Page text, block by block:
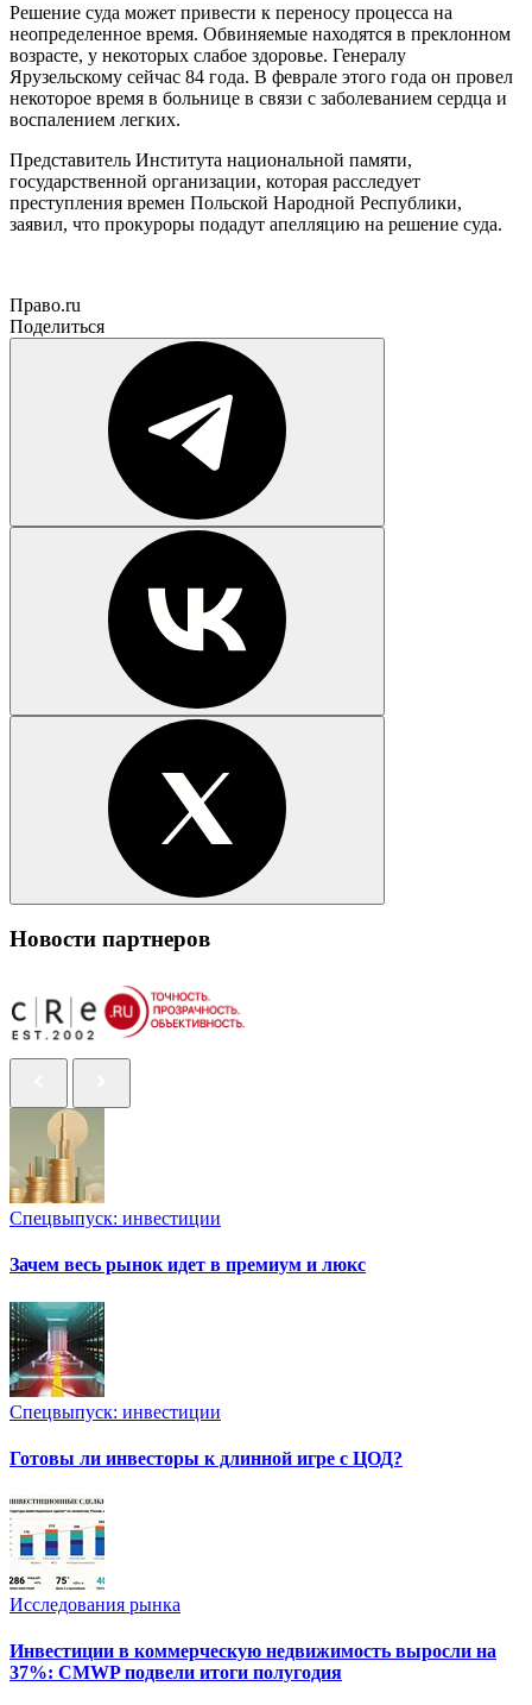
Решение суда может привести к переносу процесса на
неопределенное время. Обвиняемые находятся в преклонном
возрасте, у некоторых слабое здоровье. Генералу
Ярузельскому сейчас 84 года. В феврале этого года он провел
некоторое время в больнице в связи с заболеванием сердца и
воспалением легких.
Представитель Института национальной памяти,
государственной организации, которая расследует
преступления времен Польской Народной Республики,
заявил, что прокуроры подадут апелляцию на решение суда.
Право.ru
Поделиться
Новости партнеров
Спецвыпуск: инвестиции
Зачем весь рынок идет в премиум и люкс
Спецвыпуск: инвестиции
Готовы ли инвесторы к длинной игре с ЦОД?
Исследования рынка
Инвестиции в коммерческую недвижимость выросли на
37%: CMWP подвели итоги полугодия